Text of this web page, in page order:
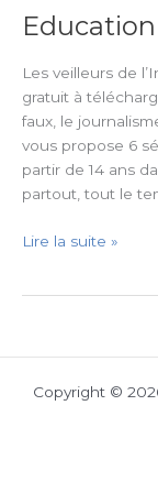
Les veilleurs de
gratuit à
faux, le
vous propose 6
partir de 14 ans
partout, tout le
Education
médias
et
à
l’image
Lire la suite »
Copyright ©